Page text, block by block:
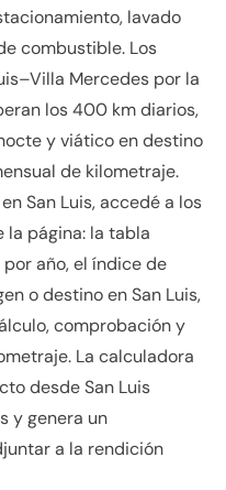
lavado
combustible. Los
Mercedes por la
los 400 km diarios,
y viático en destino
de kilometraje.
San Luis, accedé a los
la página: la tabla
año, el índice de
o destino en San Luis,
comprobación y
La calculadora
desde San Luis
y genera un
a la rendición